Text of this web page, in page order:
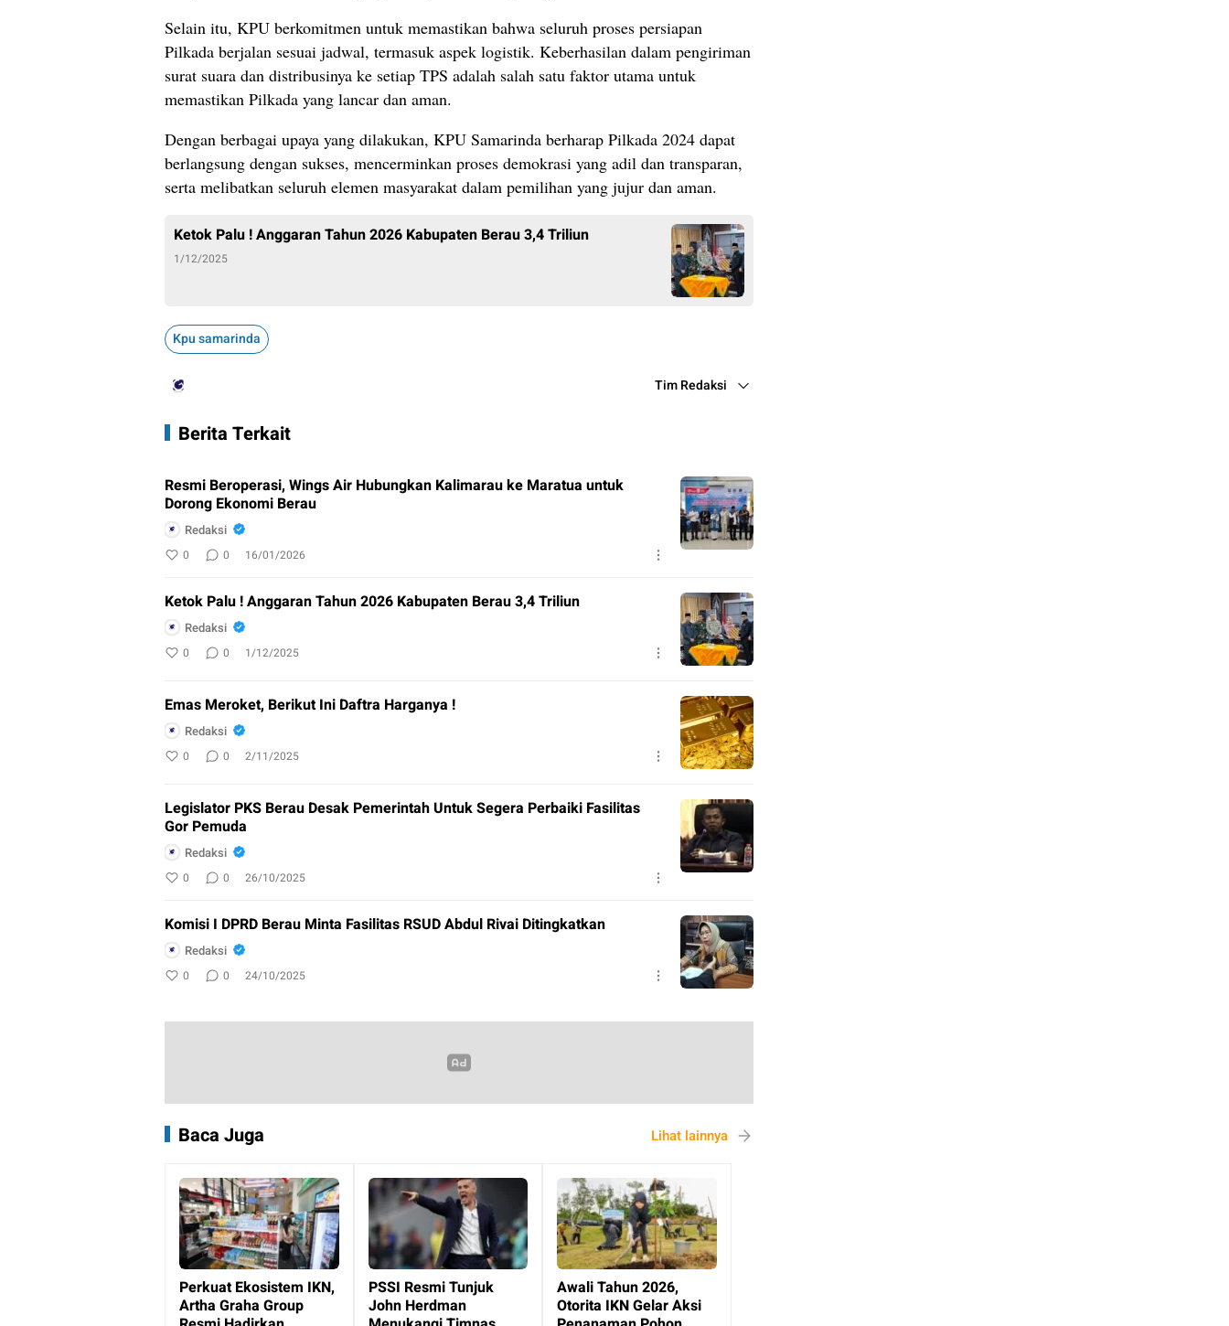
Selain itu, KPU berkomitmen untuk memastikan bahwa seluruh proses persiapan
Pilkada berjalan sesuai jadwal, termasuk aspek logistik. Keberhasilan dalam pengiriman
surat suara dan distribusinya ke setiap TPS adalah salah satu faktor utama untuk
memastikan Pilkada yang lancar dan aman.
Dengan berbagai upaya yang dilakukan, KPU Samarinda berharap Pilkada 2024 dapat
berlangsung dengan sukses, mencerminkan proses demokrasi yang adil dan transparan,
serta melibatkan seluruh elemen masyarakat dalam pemilihan yang jujur dan aman.
Ketok Palu ! Anggaran Tahun 2026 Kabupaten Berau 3,4 Triliun
1/12/2025
Kpu samarinda
Tim Redaksi
Berita Terkait
Resmi Beroperasi, Wings Air Hubungkan Kalimarau ke Maratua untuk
Dorong Ekonomi Berau
Redaksi
0 0 16/01/2026
Ketok Palu ! Anggaran Tahun 2026 Kabupaten Berau 3,4 Triliun
Redaksi
0 0 1/12/2025
Emas Meroket, Berikut Ini Daftra Harganya !
Redaksi
0 0 2/11/2025
Legislator PKS Berau Desak Pemerintah Untuk Segera Perbaiki Fasilitas
Gor Pemuda
Redaksi
0 0 26/10/2025
Komisi I DPRD Berau Minta Fasilitas RSUD Abdul Rivai Ditingkatkan
Redaksi
0 0 24/10/2025
Baca Juga Lihat lainnya
Perkuat Ekosistem IKN,
Artha Graha Group
PSSI Resmi Tunjuk
John Herdman
Awali Tahun 2026,
Otorita IKN Gelar Aksi